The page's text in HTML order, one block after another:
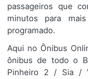
passageiros que
minutos para
programado.
Aqui no Ônibus
ônibus de todo o
Pinheiro 2 / Sia /